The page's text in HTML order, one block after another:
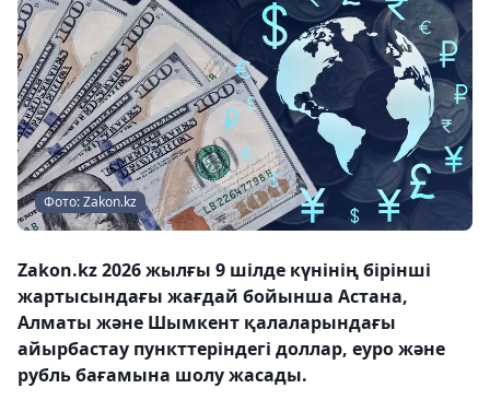
Фото: Zakon.kz
Zakon.kz 2026 жылғы 9 шілде күнінің бірінші
жартысындағы жағдай бойынша Астана,
Алматы және Шымкент қалаларындағы
айырбастау пункттеріндегі доллар, еуро және
рубль бағамына шолу жасады.